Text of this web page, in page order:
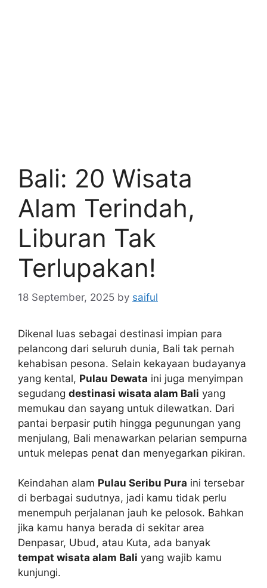
Bali: 20 Wisata
Alam Terindah,
Liburan Tak
Terlupakan!
18 September, 2025 by saiful
Dikenal luas sebagai destinasi impian para
pelancong dari seluruh dunia, Bali tak pernah
kehabisan pesona. Selain kekayaan budayanya
yang kental, Pulau Dewata ini juga menyimpan
segudang destinasi wisata alam Bali yang
memukau dan sayang untuk dilewatkan. Dari
pantai berpasir putih hingga pegunungan yang
menjulang, Bali menawarkan pelarian sempurna
untuk melepas penat dan menyegarkan pikiran.
Keindahan alam Pulau Seribu Pura ini tersebar
di berbagai sudutnya, jadi kamu tidak perlu
menempuh perjalanan jauh ke pelosok. Bahkan
jika kamu hanya berada di sekitar area
Denpasar, Ubud, atau Kuta, ada banyak
tempat wisata alam Bali yang wajib kamu
kunjungi.